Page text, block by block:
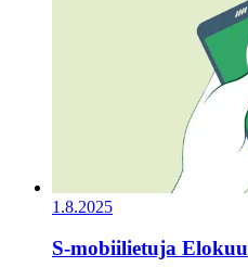
1.8.2025
S-mobiilietuja Elokuu